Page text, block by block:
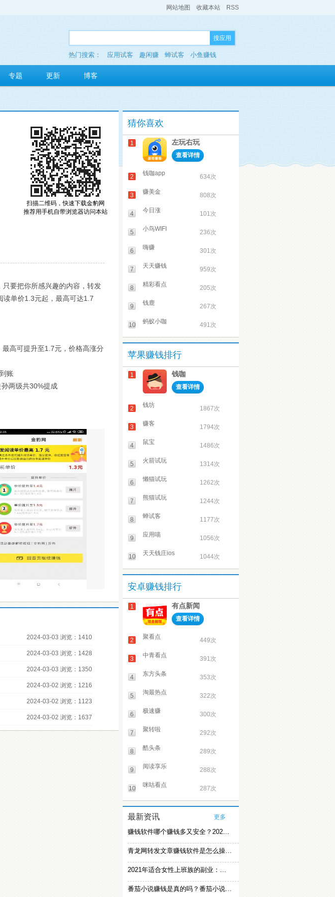
网站地图 收藏本站 RSS
搜应用
热门搜索： 应用试客 趣闲赚 蝉试客 小鱼赚钱
多玩红包
专题 更新 博客
扫描二维码，快速下载金豹网
推荐用手机自带浏览器访问本站
要把你所感兴趣的内容，转发
读单价1.3元起，最高可达1.7
高可提升至1.7元，价格高涨分
账
两级共30%提成
2024-03-03 浏览：1410
2024-03-03 浏览：1428
2024-03-03 浏览：1350
2024-03-02 浏览：1216
2024-03-02 浏览：1123
2024-03-02 浏览：1637
猜你喜欢
1 左玩右玩
查看详情
2 钱咖app 634次
3 赚美金 808次
4 今日涨 101次
5 小鸟WIFI 236次
6 嗨赚 301次
7 天天赚钱 959次
8 精彩看点 205次
9 钱鹿 267次
10 蚂蚁小咖 491次
苹果赚钱排行
1 钱咖
查看详情
2 钱坊 1867次
3 赚客 1794次
4 鼠宝 1486次
5 火箭试玩 1314次
6 懒猫试玩 1262次
7 熊猫试玩 1244次
8 蝉试客 1177次
9 应用喵 1056次
10 天天钱庄ios 1044次
安卓赚钱排行
1 有点新闻
查看详情
2 聚看点 449次
3 中青看点 391次
4 东方头条 353次
5 淘最热点 322次
6 极速赚 300次
7 聚转啦 292次
8 酷头条 289次
9 阅读享乐 288次
10 咪咕看点 287次
最新资讯 更多
赚钱软件哪个赚钱多又安全？2021精选赚钱软件
青龙网转发文章赚钱软件是怎么操作的？
2021年适合女性上班族的副业：女生在家赚钱兼职推荐
番茄小说赚钱是真的吗？番茄小说怎么操作赚钱